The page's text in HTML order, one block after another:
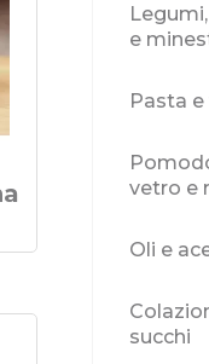
e
Pasta
vetro e
Oli e
succhi